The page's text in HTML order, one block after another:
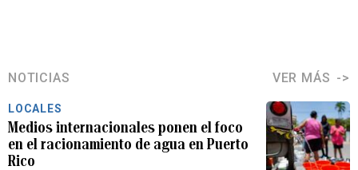
NOTICIAS VER MÁS
LOCALES
Medios internacionales ponen el foco
en el racionamiento de agua en Puerto
Rico